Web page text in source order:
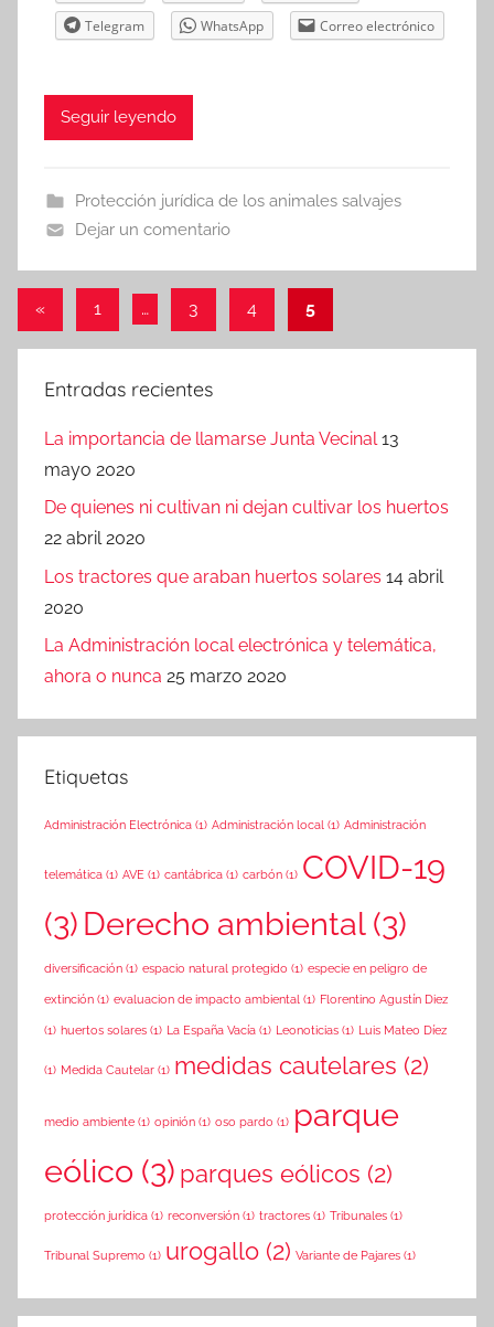
Telegram
WhatsApp Correo electrónico
Seguir leyendo
Protección jurídica de los animales salvajes
Dejar un comentario
Paginación
de
entradas
«Entradas
anteriores
1 … 3 4 5
Entradas recientes
La importancia de llamarse Junta Vecinal 13
mayo 2020
De quienes ni cultivan ni dejan cultivar los huertos
22 abril 2020
Los tractores que araban huertos solares 14 abril
2020
La Administración local electrónica y telemática,
ahora o nunca 25 marzo 2020
Etiquetas
Administración Electrónica (1) Administración local (1) Administración
telemática (1) AVE (1) cantábrica (1) carbón (1) COVID-19
(3) Derecho ambiental(3)
diversificación (1) espacio natural protegido (1) especie en peligro de
extinción (1) evaluacion de impacto ambiental (1) Florentino Agustín Diez
(1) huertos solares (1) La España Vacía (1) Leonoticias (1) Luis Mateo Díez
(1) Medida Cautelar (1) medidas cautelares (2)
medio ambiente (1) opinión (1) oso pardo (1) parque
eólico (3) parques eólicos (2)
protección jurídica (1) reconversión (1) tractores (1) Tribunales (1)
Tribunal Supremo (1) urogallo (2) Variante de Pajares (1)